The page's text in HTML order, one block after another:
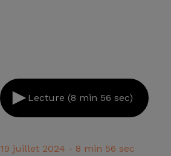
Lecture (8 min 56 sec)
19 juillet 2024 - 8 min 56 sec